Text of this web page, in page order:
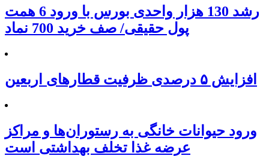
رشد 130 هزار واحدی بورس با ورود 6 همت
پول حقیقی/ صف خرید 700 نماد
افزایش ۵ درصدی ظرفیت قطارهای اربعین
ورود حیوانات خانگی به رستوران‌ها و مراکز
عرضه غذا تخلف بهداشتی است